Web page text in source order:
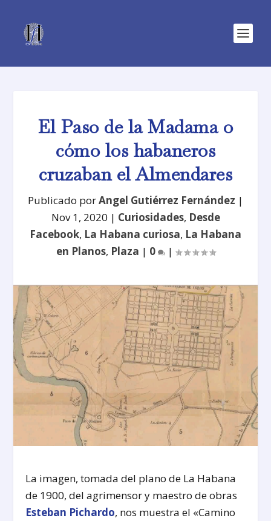
El Paso de la Madama o
cómo los habaneros
cruzaban el Almendares
Publicado porAngel Gutiérrez Fernández |
Nov 1, 2020 | Curiosidades, Desde
Facebook, La Habana curiosa, La Habana
en Planos, Plaza | 0 |
La imagen, tomada del plano de La Habana
de 1900, del agrimensor y maestro de obras
Esteban Pichardo, nos muestra el «Camino